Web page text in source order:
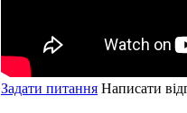
Задати питання Написати